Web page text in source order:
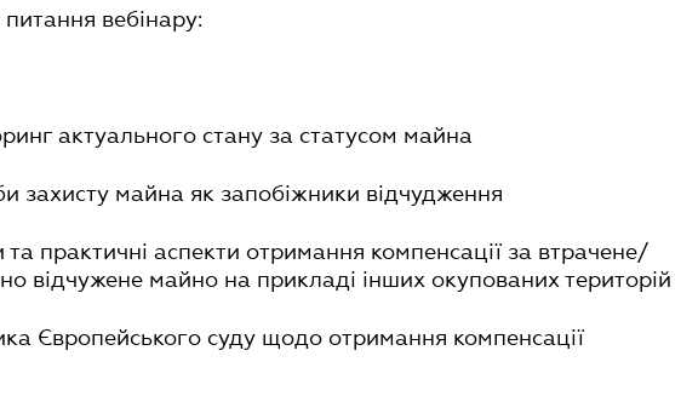
вебінару:
актуального стану за статусом майна
захисту майна як запобіжники відчудження
та практичні аспекти отримання компенсації за втрачене/
відчужене майно на прикладі інших окупованих територій
Європейського суду щодо отримання компенсації